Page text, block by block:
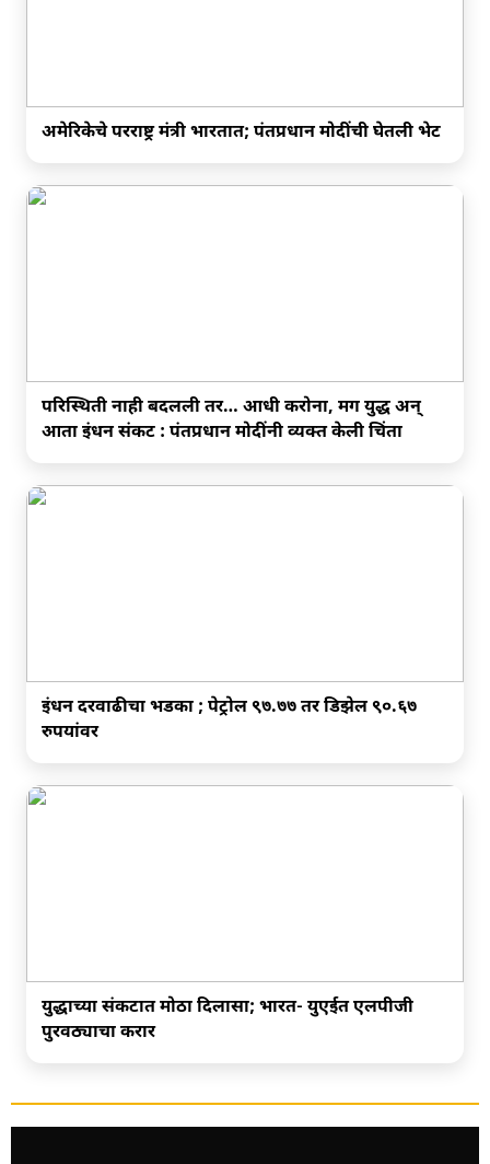
अमेरिकेचे परराष्ट्र मंत्री भारतात; पंतप्रधान मोदींची घेतली भेट
परिस्थिती नाही बदलली तर… आधी करोना, मग युद्ध अन्
आता इंधन संकट : पंतप्रधान मोदींनी व्यक्त केली चिंता
इंधन दरवाढीचा भडका ; पेट्रोल ९७.७७ तर डिझेल ९०.६७
रुपयांवर
युद्धाच्या संकटात मोठा दिलासा; भारत- युएईत एलपीजी
पुरवठ्याचा करार